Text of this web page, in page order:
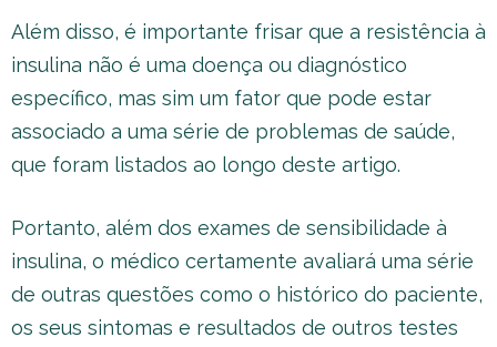
Além disso, é importante frisar que a resistência à
insulina não é uma doença ou diagnóstico
específico, mas sim um fator que pode estar
associado a uma série de problemas de saúde,
que foram listados ao longo deste artigo.
Portanto, além dos exames de sensibilidade à
insulina, o médico certamente avaliará uma série
de outras questões como o histórico do paciente,
os seus sintomas e resultados de outros testes